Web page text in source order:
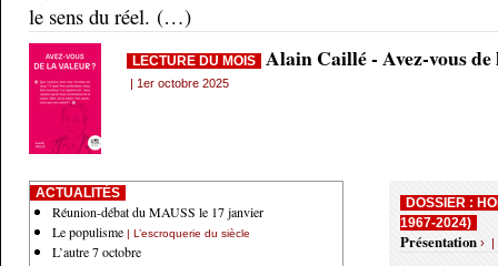
le sens du réel. (…)
LECTURE DU MOIS Alain Caillé - Avez-vous
| 1er octobre 2025
DOSSIER :
1967-2024)
Présentation › |
ACTUALITÉS
Réunion-débat du MAUSS le 17 janvier
Le populisme | L’escroquerie du siècle
L’autre 7 octobre